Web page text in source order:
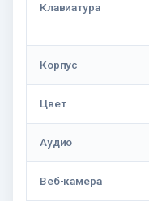
Клавиатура
Корпус
Цвет
Аудио
Веб-камера